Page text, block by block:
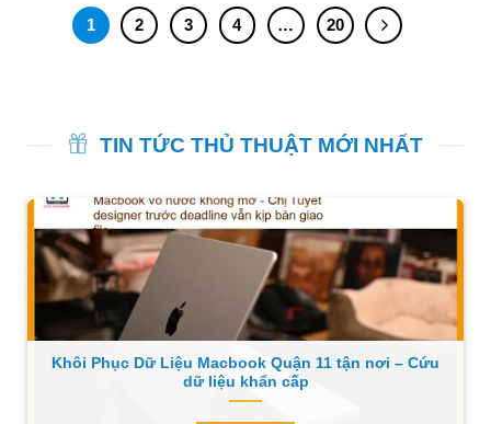
1 2 3 4 … 20
TIN TỨC THỦ THUẬT MỚI NHẤT
Khôi Phục Dữ Liệu Macbook Quận 11 tận nơi – Cứu
dữ liệu khẩn cấp